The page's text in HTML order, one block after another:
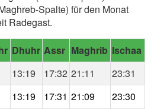
Spalte) für den Monat
Radegast.
Dhuhr Assr Maghrib Ischaa
13:19 17:32 21:11
23:31
13:19 17:31 21:09
23:30